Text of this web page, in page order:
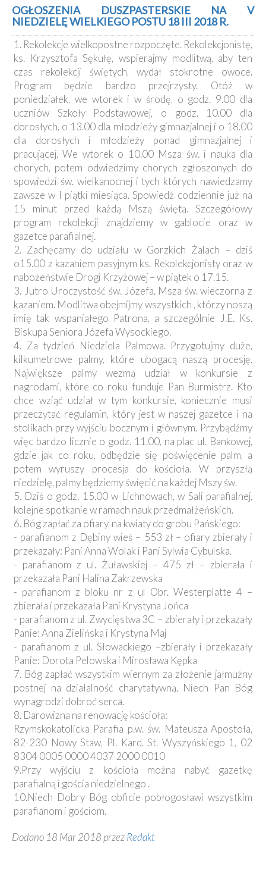
Kancelaria
Galeria
Dekanat
Nowy
Staw
Kapituła
Kolegiacka
Duszpasterze
Polecane
strony
Ochrona
Małoletnich
OGŁOSZENIA DUSZPASTERSKIE NA V
NIEDZIELĘ WIELKIEGO POSTU 18 III 2018 R.
1. Rekolekcje wielkopostne rozpoczęte. Rekolekcjonistę,
ks. Krzysztofa Sękułę, wspierajmy modlitwą, aby ten
czas rekolekcji świętych, wydał stokrotne owoce.
Program będzie bardzo przejrzysty. Otóż w
poniedziałek, we wtorek i w środę, o godz. 9.00 dla
uczniów Szkoły Podstawowej, o godz. 10.00 dla
dorosłych, o 13.00 dla młodzieży gimnazjalnej i o 18.00
dla dorosłych i młodzieży ponad gimnazjalnej i
pracującej. We wtorek o 10.00 Msza św. i nauka dla
chorych, potem odwiedzimy chorych zgłoszonych do
spowiedzi św. wielkanocnej i tych których nawiedzamy
zawsze w I piątki miesiąca. Spowiedź codziennie już na
15 minut przed każdą Mszą świętą. Szczegółowy
program rekolekcji znajdziemy w gablocie oraz w
gazetce parafialnej.
2. Zachęcamy do udziału w Gorzkich Żalach – dziś
o15.00 z kazaniem pasyjnym ks. Rekolekcjonisty oraz w
nabożeństwie Drogi Krzyżowej – w piątek o 17.15.
3. Jutro Uroczystość św. Józefa. Msza św. wieczorna z
kazaniem. Modlitwa obejmijmy wszystkich , którzy noszą
imię tak wspaniałego Patrona, a szczególnie J.E. Ks.
Biskupa Seniora Józefa Wysockiego.
4. Za tydzień Niedziela Palmowa. Przygotujmy duże,
kilkumetrowe palmy, które ubogacą naszą procesję.
Największe palmy wezmą udział w konkursie z
nagrodami, które co roku funduje Pan Burmistrz. Kto
chce wziąć udział w tym konkursie, koniecznie musi
przeczytać regulamin, który jest w naszej gazetce i na
stolikach przy wyjściu bocznym i głównym. Przybądźmy
więc bardzo licznie o godz. 11.00, na plac ul. Bankowej,
gdzie jak co roku, odbędzie się poświęcenie palm, a
potem wyruszy procesja do kościoła. W przyszłą
niedzielę, palmy będziemy święcić na każdej Mszy św.
5. Dziś o godz. 15.00 w Lichnowach, w Sali parafialnej,
kolejne spotkanie w ramach nauk przedmałżeńskich.
6. Bóg zapłać za ofiary, na kwiaty do grobu Pańskiego:
- parafianom z Dębiny wieś – 553 zł – ofiary zbierały i
przekazały: Pani Anna Wolak i Pani Sylwia Cybulska.
- parafianom z ul. Żuławskiej – 475 zł – zbierała i
przekazała Pani Halina Zakrzewska
- parafianom z bloku nr z ul Obr. Westerplatte 4 –
zbierała i przekazała Pani Krystyna Jońca
- parafianom z ul. Zwycięstwa 3C – zbierały i przekazały
Panie: Anna Zielińska i Krystyna Maj
- parafianom z ul. Słowackiego –zbierały i przekazały
Panie: Dorota Pelowska i Mirosława Kępka
7. Bóg zapłać wszystkim wiernym za złożenie jałmużny
postnej na działalność charytatywną. Niech Pan Bóg
wynagrodzi dobroć serca.
8. Darowizna na renowację kościoła:
Rzymskokatolicka Parafia p.w. św. Mateusza Apostoła,
82-230 Nowy Staw, Pl. Kard. St. Wyszyńskiego 1, 02
8304 0005 0000 4037 2000 0010
9.Przy wyjściu z kościoła można nabyć gazetkę
parafialną i gościa niedzielnego .
10.Niech Dobry Bóg obficie pobłogosławi wszystkim
parafianom i gościom.
Dodano 18 Mar 2018 przezRedakt